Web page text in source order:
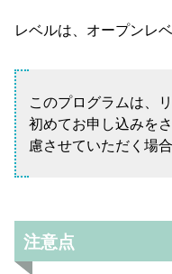
レベルは、オープンレ
このプログラムは、
初めてお申し込みを
慮させていただく場
注意点